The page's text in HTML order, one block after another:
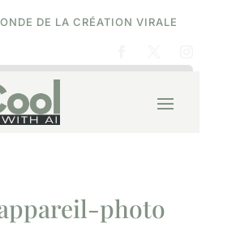
DE LA CRÉATION VIRALE
photo